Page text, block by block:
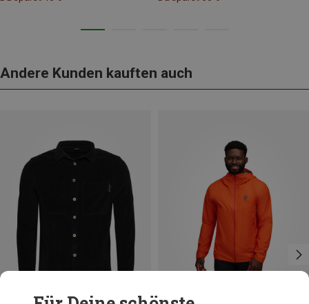
Andere Kunden kauften auch